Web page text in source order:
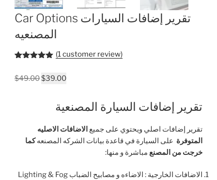
Car Options تقرير إضافات السيارات
المصنعيه
based on
(1customer review)
$49.00Original
$49.00.
$39.00Current
$39.00.
تقرير إضافات السيارة المصنعية
تقرير إضافات اصلي ويحتوي على جميع الاضافات الاصليه
المتوفرة على السيارة في قاعدة بيانات الشركه المصنعهكما
خرجت من المصنع مباشرة و منها:
الاضافات الخارجية : الاضاءه و مصابيح الضباب Lighting & Fog